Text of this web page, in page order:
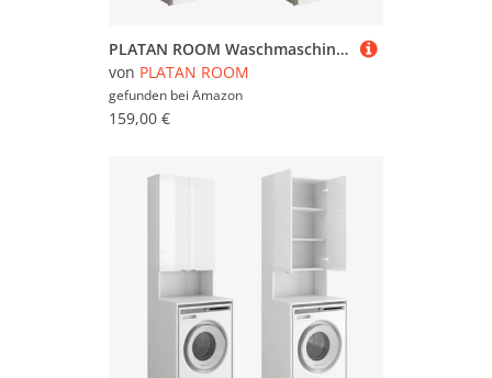
PLATAN ROOM Waschmaschinenschrank Badezimmer Hochschrank Überbauschrank für Waschmaschine und Wäschetrockner 210 x 65 x 50/56 cm weiß (Lehm (grau), 56 cm tief)
von PLATAN ROOM
gefunden bei Amazon
159,00 €